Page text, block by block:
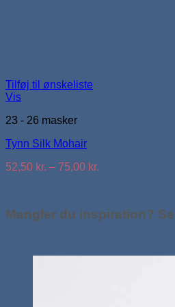
Tilføj til ønskeliste
Vis
23 - 26 masker
Tynn Silk Mohair
52,50 kr. – 75,00 kr.
Mangler du inspiration?